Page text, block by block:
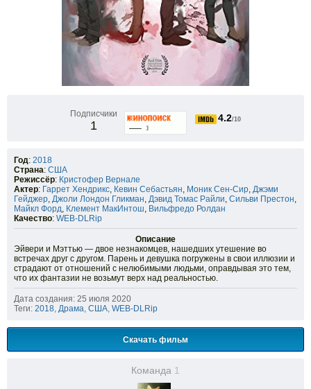
Подписчики
1
4.2/10
Год: 2018
Страна: США
Режиссёр: Кристофер Вернале
Актер: Гаррет Хендрикс, Кевин Себастьян, Моник Сен-Сир, Джэми
Гейджер, Джоли Лондон Гликман, Дэвид Томас Райли, Сильви Престон,
Майкл Форд, Клемент МакИнтош, Вильфредо Ролдан
Качество: WEB-DLRip
Описание
Эйвери и Мэттью — двое незнакомцев, нашедших утешение во
встречах друг с другом. Парень и девушка погружены в свои иллюзии и
страдают от отношений с нелюбимыми людьми, оправдывая это тем,
что их фантазии не возьмут верх над реальностью.
Дата создания: 25 июля 2020
Теги: 2018, Драма, США, WEB-DLRip
Скачать фильм
Команда 1